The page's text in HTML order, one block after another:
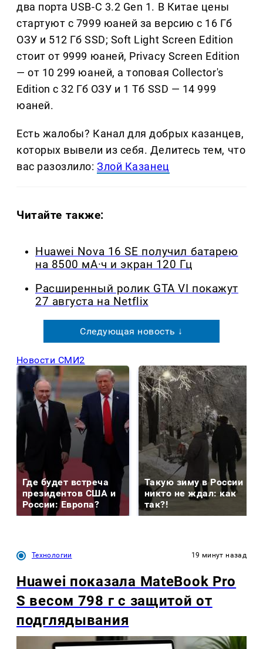
два порта USB-C 3.2 Gen 1. В Китае цены
стартуют с 7999 юаней за версию с 16 Гб
ОЗУ и 512 Гб SSD; Soft Light Screen Edition
стоит от 9999 юаней, Privacy Screen Edition
— от 10 299 юаней, а топовая Collector's
Edition с 32 Гб ОЗУ и 1 Тб SSD — 14 999
юаней.
Есть жалобы? Канал для добрых казанцев,
которых вывели из себя. Делитеcь тем, что
вас разозлило:Злой Казанец
Читайте также:
Huawei Nova 16 SE получил батарею
на 8500 мА·ч и экран 120 Гц
Расширенный ролик GTA VI покажут
27 августа на Netflix
Следующая новость ↓
Новости СМИ2
Где будет встреча
президентов США и
России: Европа?
Такую зиму в России
никто не ждал: как
так?!
Технологии 19 минут назад
Huawei показала MateBook Pro
S весом 798 г с защитой от
подглядывания